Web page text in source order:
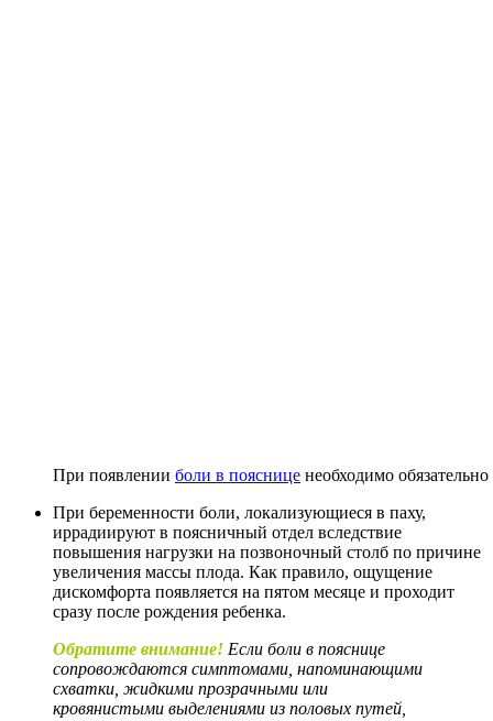
При появлении боли в пояснице необходимо обязательно
При беременности боли, локализующиеся в паху,
иррадиируют в поясничный отдел вследствие
повышения нагрузки на позвоночный столб по причине
увеличения массы плода. Как правило, ощущение
дискомфорта появляется на пятом месяце и проходит
сразу после рождения ребенка.
Обратите внимание! Если боли в пояснице
сопровождаются симптомами, напоминающими
схватки, жидкими прозрачными или
кровянистыми выделениями из половых путей,